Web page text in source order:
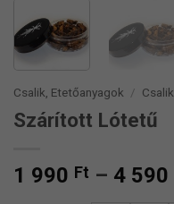
Csalik, Etetőanyagok / Csalik
Szárított Lótetű
1 990 Ft – 4 590